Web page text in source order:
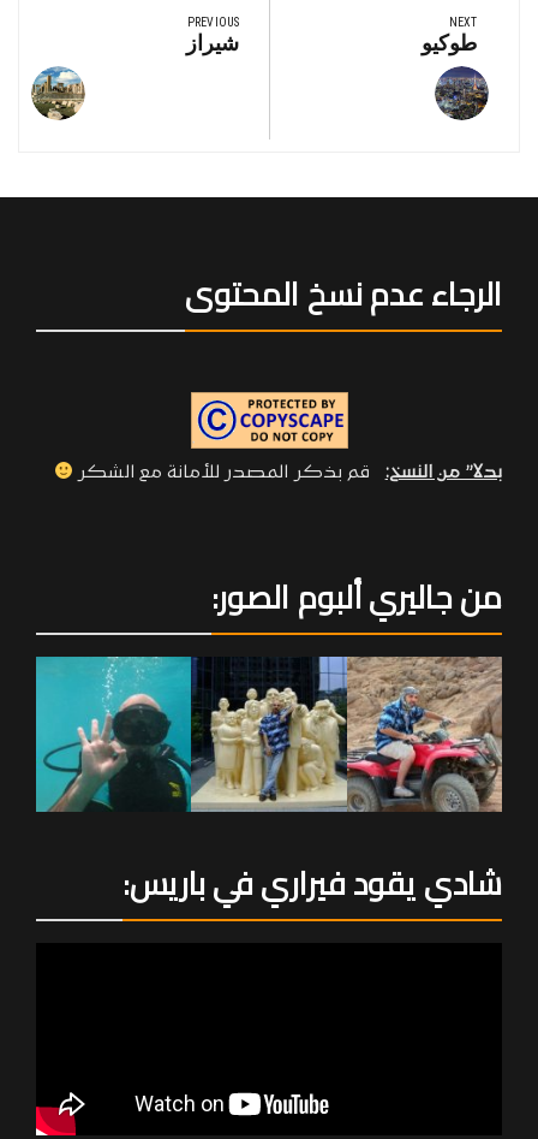
المقالات
PREVIOUS
Previous
شيراز
NEXT
Next
Post:
طوكيو
الرجاء عدم نسخ المحتوى
بدلا” من النسخ: قم بذكر المصدر للأمانة مع الشكر
من جاليري ألبوم الصور:
شادي يقود فيراري في باريس: